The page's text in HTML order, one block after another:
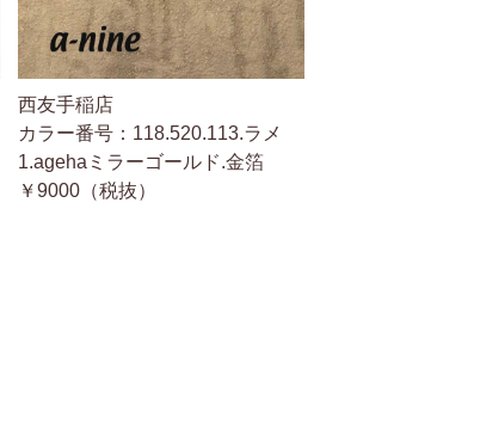
西友手稲店
カラー番号：118.520.113.ラメ
1.agehaミラーゴールド.金箔
￥9000（税抜）